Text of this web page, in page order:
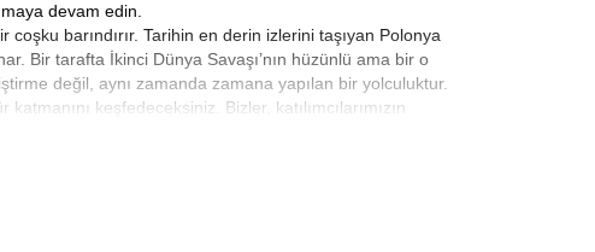
devam edin.
barındırır. Tarihin en derin izlerini taşıyan Polonya
Bir tarafta İkinci Dünya Savaşı’nın hüzünlü ama bir o
değil, aynı zamanda zamana yapılan bir yolculuktur.
keşfedeceksiniz. Bizler, katılımcılarımızın
dahil ederek sürpriz masrafların önüne geçiyoruz.